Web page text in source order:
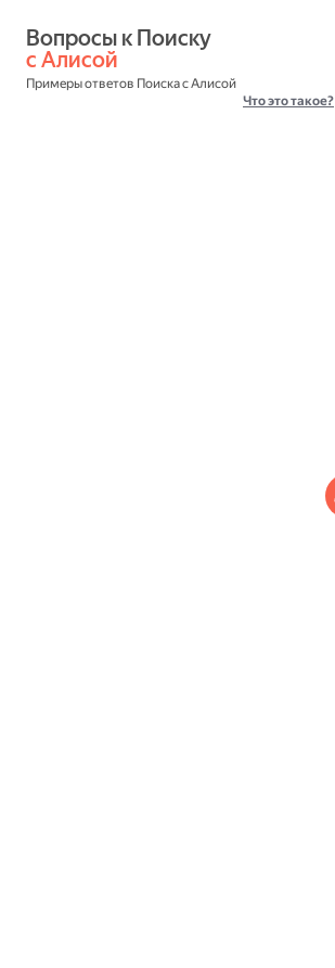
с Алисой
Примеры ответов Поиска с Алисой
Что это такое?